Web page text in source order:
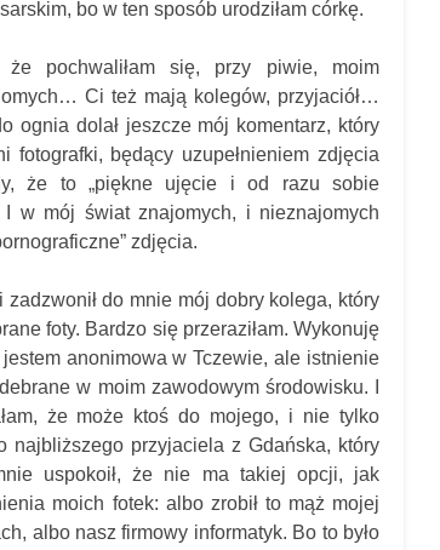
bo w ten sposób urodziłam córkę.
pochwaliłam się, przy piwie, moim
Ci też mają kolegów, przyjaciół…
ognia dolał jeszcze mój komentarz, który
fotografki, będący uzupełnieniem zdjęcia
że to „piękne ujęcie i od razu sobie
I w mój świat znajomych, i nieznajomych
zdjęcia.
do mnie mój dobry kolega, który
foty. Bardzo się przeraziłam. Wykonuję
anonimowa w Tczewie, ale istnienie
w moim zawodowym środowisku. I
że może ktoś do mojego, i nie tylko
najbliższego przyjaciela z Gdańska, który
uspokoił, że nie ma takiej opcji, jak
moich fotek: albo zrobił to mąż mojej
albo nasz firmowy informatyk. Bo to było